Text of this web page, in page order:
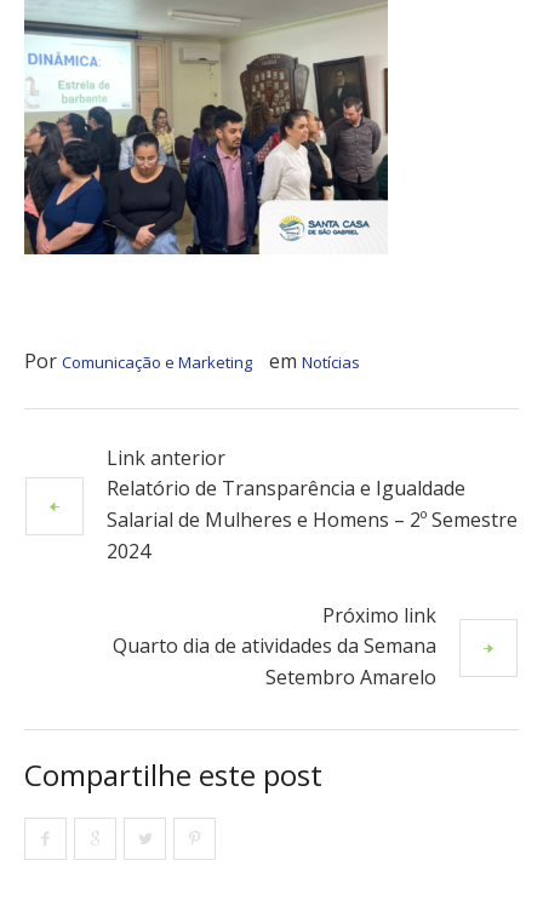
Por Comunicação e Marketing em Notícias
Link anterior
Relatório de Transparência e Igualdade
Salarial de Mulheres e Homens – 2º Semestre
2024
Próximo link
Quarto dia de atividades da Semana
Setembro Amarelo
Compartilhe este post